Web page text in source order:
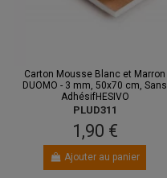
Carton Mousse Blanc et Marron
DUOMO - 3 mm, 50x70 cm, Sans
AdhésifHESIVO
PLUD311
1,90 €
Ajouter au panier